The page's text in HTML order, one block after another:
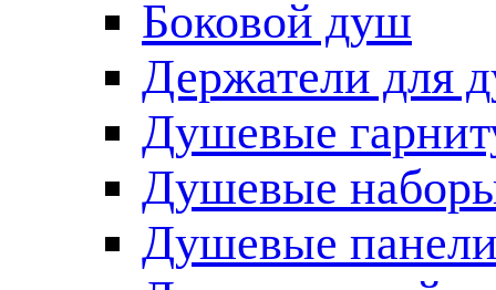
Боковой душ
Держатели для
Душевые
Душевые
Душевые